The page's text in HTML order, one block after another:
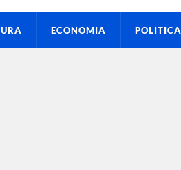
ECONOMIA POLITICA